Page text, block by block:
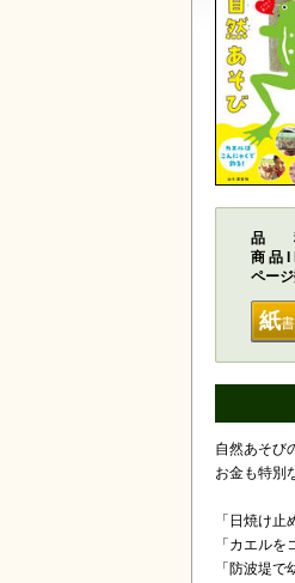
商品
ペー
紙
自然あそび
お金も特別
「日焼け
「カエルを
「防波堤で